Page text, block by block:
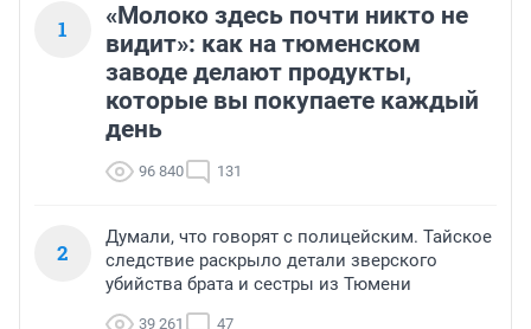
1
«Молоко здесь почти никто не
видит»: как на тюменском
заводе делают продукты,
которые вы покупаете каждый
день
96 840 131
2
Думали, что говорят с полицейским. Тайское
следствие раскрыло детали зверского
убийства брата и сестры из Тюмени
39 261 47